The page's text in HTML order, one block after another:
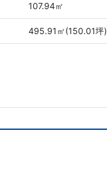
107.94㎡
495.91㎡(150.01坪)